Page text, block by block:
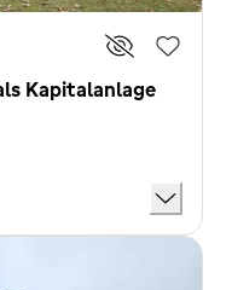
Kapitalanlage